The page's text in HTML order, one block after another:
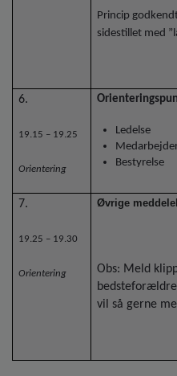
Princip
sidestillet med
6.
19.15 – 19.25
Orientering
Ledelse
Bestyrelse
7.
19.25 – 19.30
Orientering
Øvrige
Obs: Meld
vil så gerne